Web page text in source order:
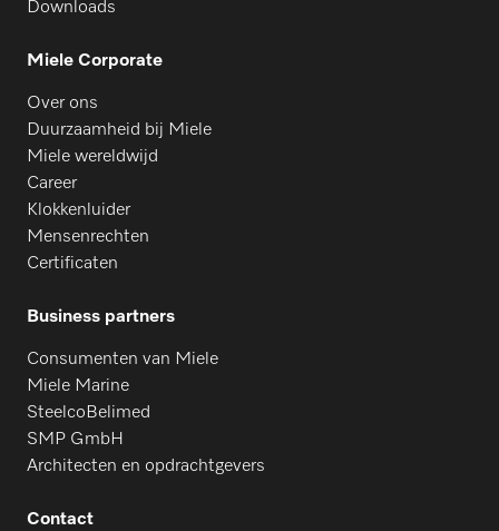
Downloads
Miele Corporate
Over ons
Duurzaamheid bij Miele
Miele wereldwijd
Career
Klokkenluider
Mensenrechten
Certificaten
Business partners
Consumenten van Miele
Miele Marine
SteelcoBelimed
SMP GmbH
Architecten en opdrachtgevers
Contact